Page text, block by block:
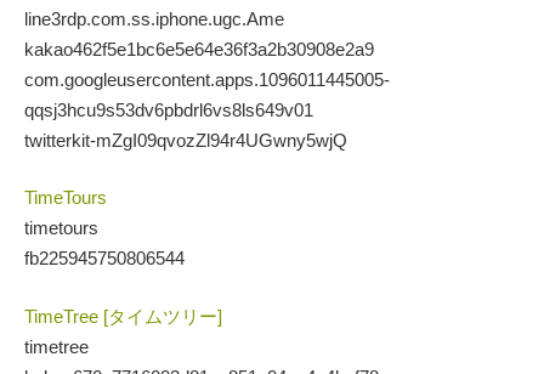
line3rdp.com.ss.iphone.ugc.Ame
kakao462f5e1bc6e5e64e36f3a2b30908e2a9
com.googleusercontent.apps.1096011445005-
qqsj3hcu9s53dv6pbdrl6vs8ls649v01
twitterkit-mZgI09qvozZl94r4UGwny5wjQ
TimeTours
timetours
fb225945750806544
TimeTree [タイムツリー]
timetree